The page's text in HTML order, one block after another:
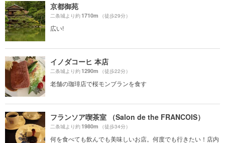
京都御苑
二条城より約1710m （徒歩29分）
広い!
イノダコーヒ 本店
二条城より約1290m （徒歩22分）
老舗の珈琲店で桜モンブランを食す
フランソア喫茶室 （Salon de the FRANCOIS）
二条城より約1980m （徒歩34分）
何を食べても飲んでも美味しいお店。何度でも行きたい！店内